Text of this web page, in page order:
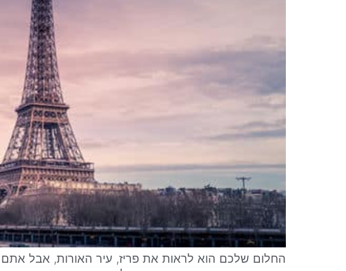
החלום שלכם הוא לראות את פריז, עיר האורות, אבל